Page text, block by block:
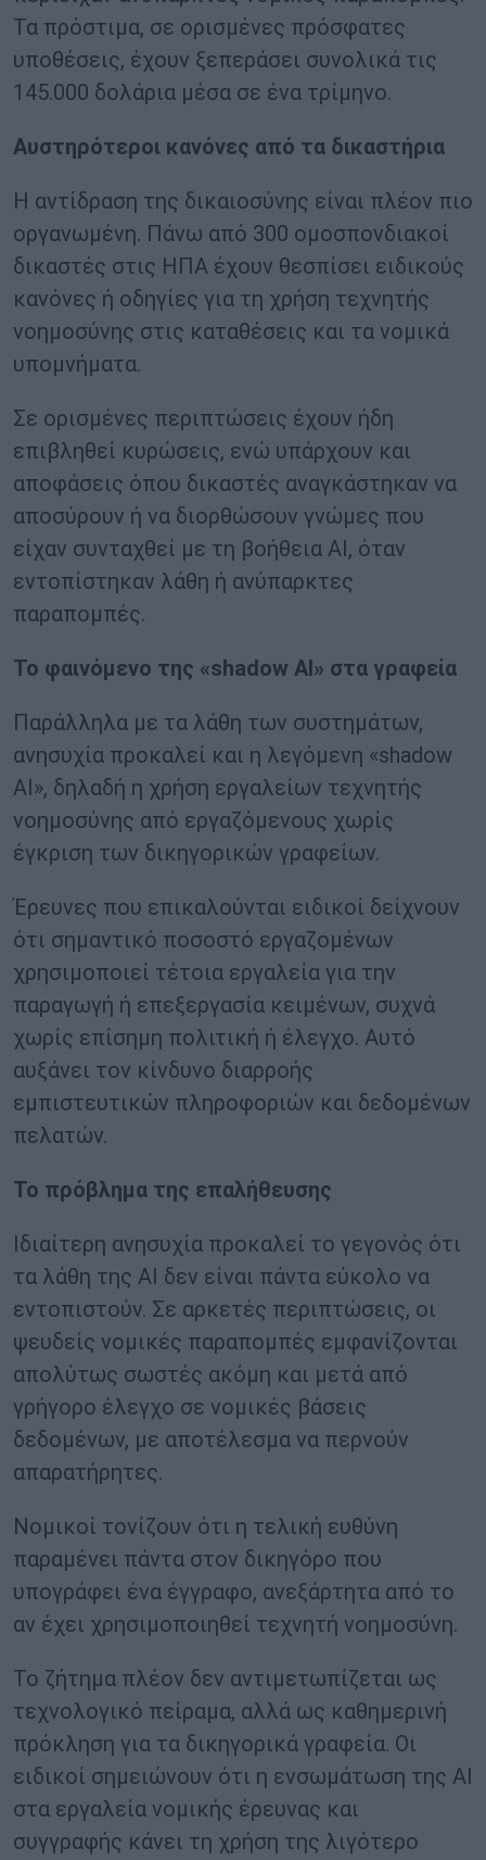
Τα πρόστιμα, σε ορισμένες πρόσφατες
υποθέσεις, έχουν ξεπεράσει συνολικά τις
145.000 δολάρια μέσα σε ένα τρίμηνο.
Αυστηρότεροι κανόνες από τα δικαστήρια
Η αντίδραση της δικαιοσύνης είναι πλέον πιο
οργανωμένη. Πάνω από 300 ομοσπονδιακοί
δικαστές στις ΗΠΑ έχουν θεσπίσει ειδικούς
κανόνες ή οδηγίες για τη χρήση τεχνητής
νοημοσύνης στις καταθέσεις και τα νομικά
υπομνήματα.
Σε ορισμένες περιπτώσεις έχουν ήδη
επιβληθεί κυρώσεις, ενώ υπάρχουν και
αποφάσεις όπου δικαστές αναγκάστηκαν να
αποσύρουν ή να διορθώσουν γνώμες που
είχαν συνταχθεί με τη βοήθεια AI, όταν
εντοπίστηκαν λάθη ή ανύπαρκτες
παραπομπές.
Το φαινόμενο της «shadow AI» στα γραφεία
Παράλληλα με τα λάθη των συστημάτων,
ανησυχία προκαλεί και η λεγόμενη «shadow
AI», δηλαδή η χρήση εργαλείων τεχνητής
νοημοσύνης από εργαζόμενους χωρίς
έγκριση των δικηγορικών γραφείων.
Έρευνες που επικαλούνται ειδικοί δείχνουν
ότι σημαντικό ποσοστό εργαζομένων
χρησιμοποιεί τέτοια εργαλεία για την
παραγωγή ή επεξεργασία κειμένων, συχνά
χωρίς επίσημη πολιτική ή έλεγχο. Αυτό
αυξάνει τον κίνδυνο διαρροής
εμπιστευτικών πληροφοριών και δεδομένων
πελατών.
Το πρόβλημα της επαλήθευσης
Ιδιαίτερη ανησυχία προκαλεί το γεγονός ότι
τα λάθη της AI δεν είναι πάντα εύκολο να
εντοπιστούν. Σε αρκετές περιπτώσεις, οι
ψευδείς νομικές παραπομπές εμφανίζονται
απολύτως σωστές ακόμη και μετά από
γρήγορο έλεγχο σε νομικές βάσεις
δεδομένων, με αποτέλεσμα να περνούν
απαρατήρητες.
Νομικοί τονίζουν ότι η τελική ευθύνη
παραμένει πάντα στον δικηγόρο που
υπογράφει ένα έγγραφο, ανεξάρτητα από το
αν έχει χρησιμοποιηθεί τεχνητή νοημοσύνη.
Το ζήτημα πλέον δεν αντιμετωπίζεται ως
τεχνολογικό πείραμα, αλλά ως καθημερινή
πρόκληση για τα δικηγορικά γραφεία. Οι
ειδικοί σημειώνουν ότι η ενσωμάτωση της AI
στα εργαλεία νομικής έρευνας και
συγγραφής κάνει τη χρήση της λιγότερο